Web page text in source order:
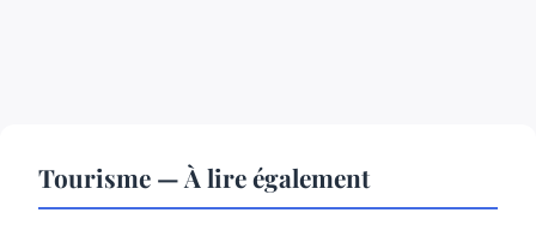
Tourisme — À lire également